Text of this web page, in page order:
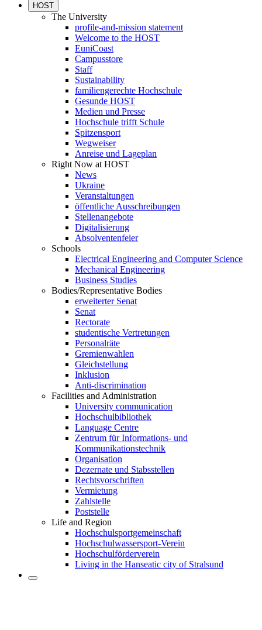
HOST
The University
profile-and-mission statement
Welcome to the HOST
EuniCoast
Campusstore
Staff
Sustainability
familiengerechte Hochschule
Gesunde HOST
Medien und Presse
Hochschule trifft Schule
Spitzensport
Wegweiser
Anreise und Lageplan
Right Now at HOST
News
Ukraine
Veranstaltungen
öffentliche Ausschreibungen
Stellenangebote
Digitalisierung
Absolventenfeier
Schools
Electrical Engineering and Computer Science
Mechanical Engineering
Business Studies
Bodies/Representative Bodies
erweiterter Senat
Senat
Rectorate
studentische Vertretungen
Personalräte
Gremienwahlen
Gleichstellung
Inklusion
Anti-discrimination
Facilities and Administration
University communication
Hochschulbibliothek
Language Centre
Zentrum für Informations- und
Kommunikationstechnik
Organisation
Dezernate und Stabsstellen
Rechtsvorschriften
Vermietung
Zahlstelle
Poststelle
Life and Region
Hochschulsportgemeinschaft
Hochschulwassersport-Verein
Hochschulförderverein
Living in the Hanseatic city of Stralsund